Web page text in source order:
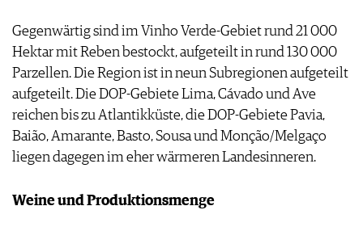
Gegenwärtig sind im Vinho Verde-Gebiet rund 21 000
Hektar mit Reben bestockt, aufgeteilt in rund 130 000
Parzellen. Die Region ist in neun Subregionen aufgeteilt
aufgeteilt. Die DOP-Gebiete Lima, Cávado und Ave
reichen bis zu Atlantikküste, die DOP-Gebiete Pavia,
Baião, Amarante, Basto, Sousa und Monção/Melgaço
liegen dagegen im eher wärmeren Landesinneren.
Weine und Produktionsmenge